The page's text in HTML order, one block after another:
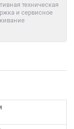
техническая
и сервисное